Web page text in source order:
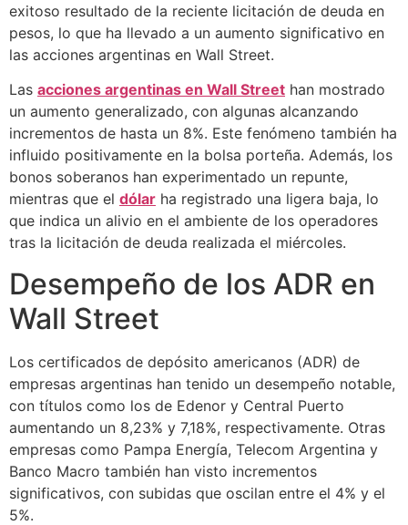
exitoso resultado de la reciente licitación de deuda en
pesos, lo que ha llevado a un aumento significativo en
las acciones argentinas en Wall Street.
Las acciones argentinas en Wall Street han mostrado
un aumento generalizado, con algunas alcanzando
incrementos de hasta un 8%. Este fenómeno también ha
influido positivamente en la bolsa porteña. Además, los
bonos soberanos han experimentado un repunte,
mientras que el dólar ha registrado una ligera baja, lo
que indica un alivio en el ambiente de los operadores
tras la licitación de deuda realizada el miércoles.
Desempeño de los ADR en
Wall Street
Los certificados de depósito americanos (ADR) de
empresas argentinas han tenido un desempeño notable,
con títulos como los de Edenor y Central Puerto
aumentando un 8,23% y 7,18%, respectivamente. Otras
empresas como Pampa Energía, Telecom Argentina y
Banco Macro también han visto incrementos
significativos, con subidas que oscilan entre el 4% y el
5%.